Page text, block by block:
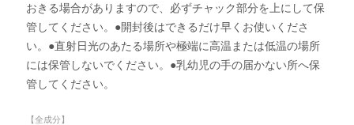
おきる場合がありますので、必ずチャック部分を上にして保
管してください。●開封後はできるだけ早くお使いくださ
い。●直射日光のあたる場所や極端に高温または低温の場所
には保管しないでください。●乳幼児の手の届かない所へ保
管してください。
【全成分】